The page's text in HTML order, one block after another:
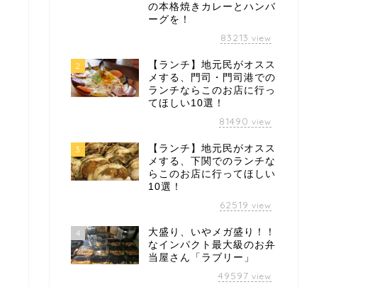
の本格焼きカレーとハンバ
ーグを！
83213 view
2
【ランチ】地元民がオスス
メする、門司・門司港での
ランチならこのお店に行っ
てほしい10選！
81490 view
3
【ランチ】地元民がオスス
メする、下関でのランチな
らこのお店に行ってほしい
10選！
62519 view
4
大盛り、いやメガ盛り！！
なインパクト最大級のお弁
当屋さん「ラブリー」
49597 view